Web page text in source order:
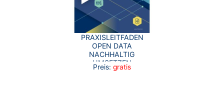
PRAXISLEITFADEN
OPEN DATA
NACHHALTIG
UMSETZEN
Preis: gratis